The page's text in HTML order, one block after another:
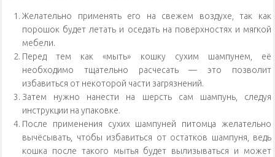
Желательно применять его на свежем воздухе, так как
порошок будет летать и оседать на поверхностях и мягкой
мебели.
Перед тем как «мыть» кошку сухим шампунем, её
необходимо тщательно расчесать — это позволит
избавиться от некоторой части загрязнений.
Затем нужно нанести на шерсть сам шампунь, следуя
инструкции на упаковке.
После применения сухих шампуней питомца желательно
вычёсывать, чтобы избавиться от остатков шампуня, ведь
кошка после такого мытья будет вылизываться и может